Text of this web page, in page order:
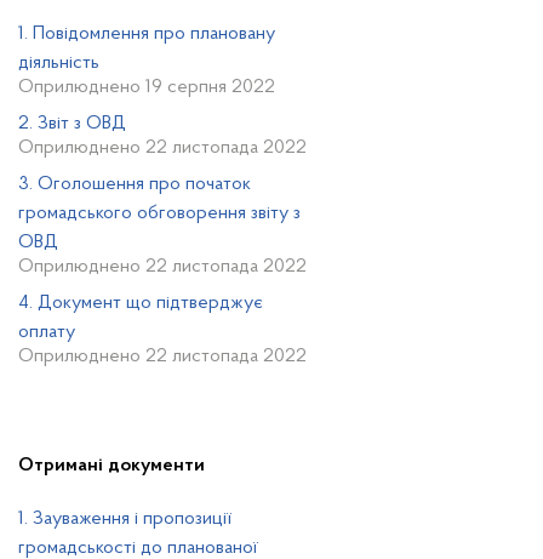
1. Повідомлення про плановану
діяльність
Оприлюднено 19 серпня 2022
2. Звіт з ОВД
Оприлюднено 22 листопада 2022
3. Оголошення про початок
громадського обговорення звіту з
ОВД
Оприлюднено 22 листопада 2022
4. Документ що підтверджує
оплату
Оприлюднено 22 листопада 2022
Отримані документи
1. Зауваження і пропозиції
громадськості до планованої